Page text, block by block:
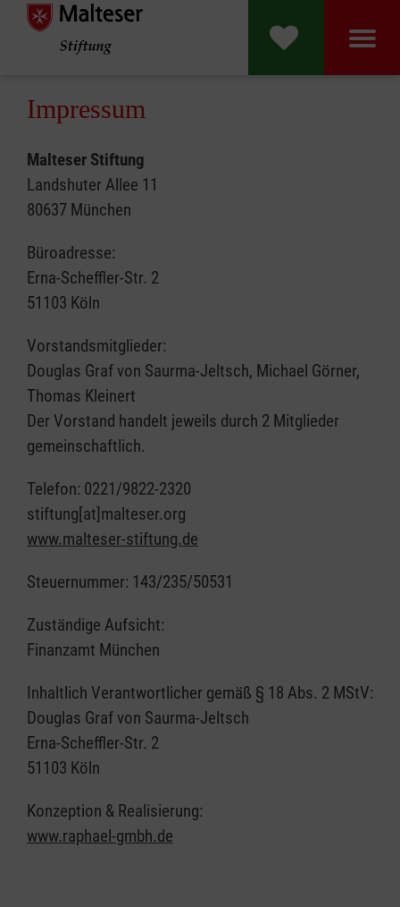
Impressum
Malteser Stiftung
Landshuter Allee 11
80637 München
Büroadresse:
Erna-Scheffler-Str. 2
51103 Köln
Vorstandsmitglieder:
Douglas Graf von Saurma-Jeltsch, Michael Görner,
Thomas Kleinert
Der Vorstand handelt jeweils durch 2 Mitglieder
gemeinschaftlich.
Telefon: 0221/9822-2320
stiftung[at]malteser.org
www.malteser-stiftung.de
Steuernummer: 143/235/50531
Zuständige Aufsicht:
Finanzamt München
Inhaltlich Verantwortlicher gemäß § 18 Abs. 2 MStV:
Douglas Graf von Saurma-Jeltsch
Erna-Scheffler-Str. 2
51103 Köln
Konzeption & Realisierung:
www.raphael-gmbh.de